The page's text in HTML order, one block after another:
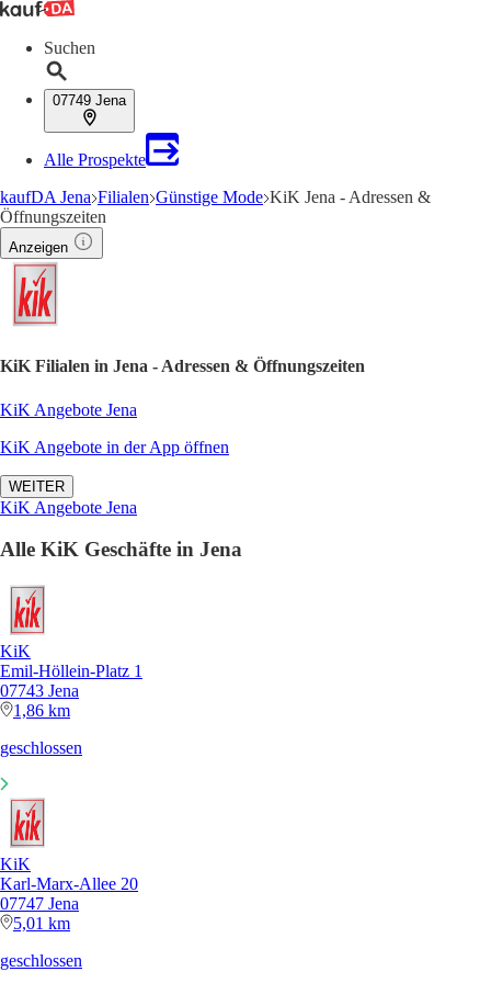
Suchen
07749 Jena
Alle Prospekte
kaufDA Jena Filialen Günstige Mode KiK Jena - Adressen &
Öffnungszeiten
Anzeigen
KiK Filialen in Jena - Adressen & Öffnungszeiten
KiK Angebote Jena
KiK Angebote in der App öffnen
WEITER
KiK Angebote Jena
Alle KiK Geschäfte in Jena
KiK
Emil-Höllein-Platz 1
07743 Jena
1,86 km
geschlossen
KiK
Karl-Marx-Allee 20
07747 Jena
5,01 km
geschlossen